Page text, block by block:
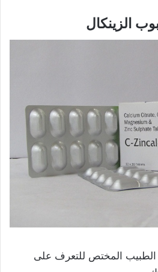
الزينكال
المختص للتعرف على